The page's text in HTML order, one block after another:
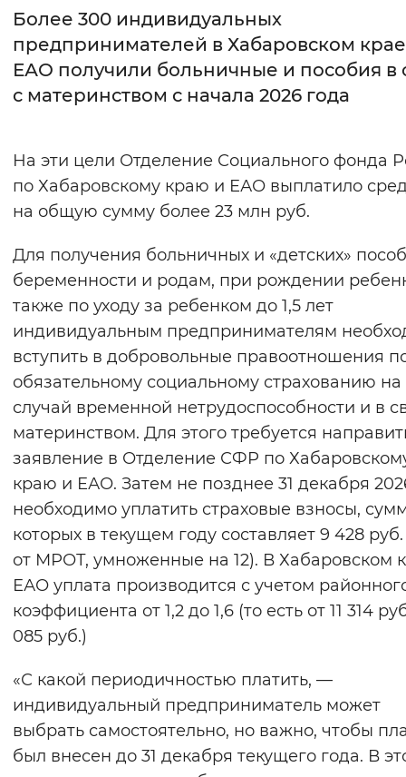
Без засечек
Цвет сайта
Монохромный Инверсивный
Изображения
Включены Выключены
Воспроизвести Остановить
Вернуть стандартные настройки
Более 300 индивидуальных
предпринимателей в Хабаровском
ЕАО получили больничные и пособия в
с материнством с начала 2026 года
На эти цели Отделение Социального фонда
по Хабаровскому краю и ЕАО выплатило
на общую сумму более 23 млн руб.
Для получения больничных и «детских»
беременности и родам, при рождении
также по уходу за ребенком до 1,5 лет
индивидуальным предпринимателям
вступить в добровольные правоотношения
обязательному социальному страхованию на
случай временной нетрудоспособности и в
материнством. Для этого требуется
заявление в Отделение СФР по
краю и ЕАО. Затем не позднее 31 декабря
необходимо уплатить страховые взносы,
которых в текущем году составляет 9 428 руб.
от МРОТ, умноженные на 12). В Хабаровском
ЕАО уплата производится с учетом
коэффициента от 1,2 до 1,6 (то есть от 11 314
085 руб.)
«С какой периодичностью платить, —
индивидуальный предприниматель может
выбрать самостоятельно, но важно, чтобы
был внесен до 31 декабря текущего года. В